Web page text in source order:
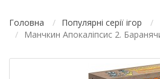
Головна Популярні серії ігор
Манчкин Апокаліпсис 2.